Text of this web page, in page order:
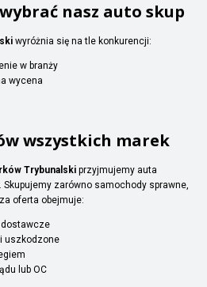
nasz auto skup
wyróżnia się na tle konkurencji:
w branży
wycena
wszystkich marek
Trybunalski przyjmujemy auta
zarówno samochody sprawne,
oferta obejmuje:
dostawcze
uszkodzone
lub OC